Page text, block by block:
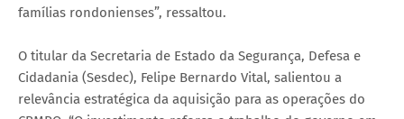
famílias rondonienses”, ressaltou.
O titular da Secretaria de Estado da Segurança, Defesa e
Cidadania (Sesdec), Felipe Bernardo Vital, salientou a
relevância estratégica da aquisição para as operações do